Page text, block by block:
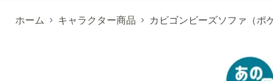
ホーム キャラクター商品 カビゴンビーズソファ（ポ